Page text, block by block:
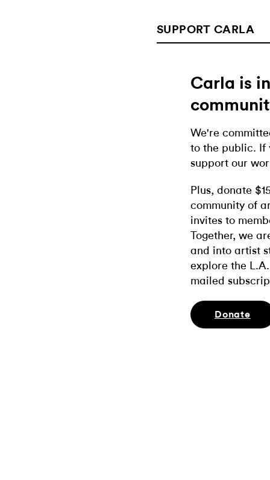
SUPPORT CARLA
Carla is
We're
to the public. If
support our
Plus, donate
community of
invites to
Together, we
and into artist
explore the
mailed
Donate